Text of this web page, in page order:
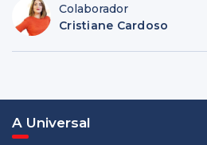
Colaborador
Cristiane Cardoso
A Universal